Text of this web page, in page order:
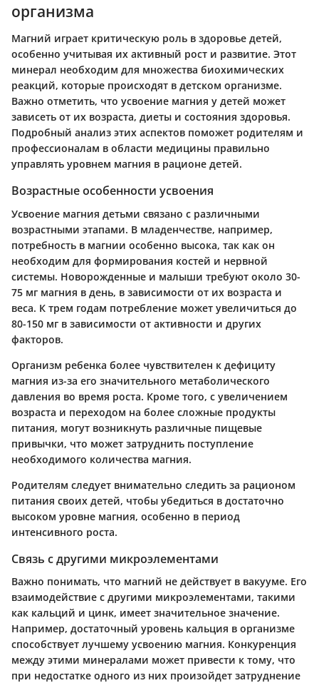
организма
Магний играет критическую роль в здоровье детей,
особенно учитывая их активный рост и развитие. Этот
минерал необходим для множества биохимических
реакций, которые происходят в детском организме.
Важно отметить, что усвоение магния у детей может
зависеть от их возраста, диеты и состояния здоровья.
Подробный анализ этих аспектов поможет родителям и
профессионалам в области медицины правильно
управлять уровнем магния в рационе детей.
Возрастные особенности усвоения
Усвоение магния детьми связано с различными
возрастными этапами. В младенчестве, например,
потребность в магнии особенно высока, так как он
необходим для формирования костей и нервной
системы. Новорожденные и малыши требуют около 30-
75 мг магния в день, в зависимости от их возраста и
веса. К трем годам потребление может увеличиться до
80-150 мг в зависимости от активности и других
факторов.
Организм ребенка более чувствителен к дефициту
магния из-за его значительного метаболического
давления во время роста. Кроме того, с увеличением
возраста и переходом на более сложные продукты
питания, могут возникнуть различные пищевые
привычки, что может затруднить поступление
необходимого количества магния.
Родителям следует внимательно следить за рационом
питания своих детей, чтобы убедиться в достаточно
высоком уровне магния, особенно в период
интенсивного роста.
Связь с другими микроэлементами
Важно понимать, что магний не действует в вакууме. Его
взаимодействие с другими микроэлементами, такими
как кальций и цинк, имеет значительное значение.
Например, достаточный уровень кальция в организме
способствует лучшему усвоению магния. Конкуренция
между этими минералами может привести к тому, что
при недостатке одного из них произойдет затруднение